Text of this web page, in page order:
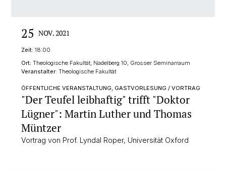
25 NOV. 2021
Zeit: 18:00
Ort: Theologische Fakultät, Nadelberg 10, Grosser Seminarraum
Veranstalter: Theologische Fakultät
ÖFFENTLICHE VERANSTALTUNG, GASTVORLESUNG / VORTRAG
"Der Teufel leibhaftig" trifft "Doktor
Lügner": Martin Luther und Thomas
Müntzer
Vortrag von Prof. Lyndal Roper, Universität Oxford